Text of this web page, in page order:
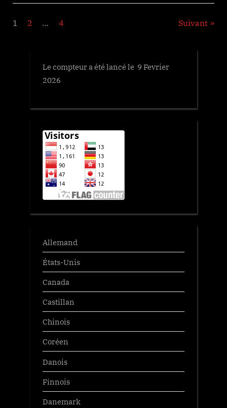
Pagination
publications
1 2 … 4 Suivant
Le compteur a été lancé le 9 Fevrier
2026
Allemand
États-Unis
Canada
Castillan
Chinois
Coréen
Danois
Finnois
Danemark